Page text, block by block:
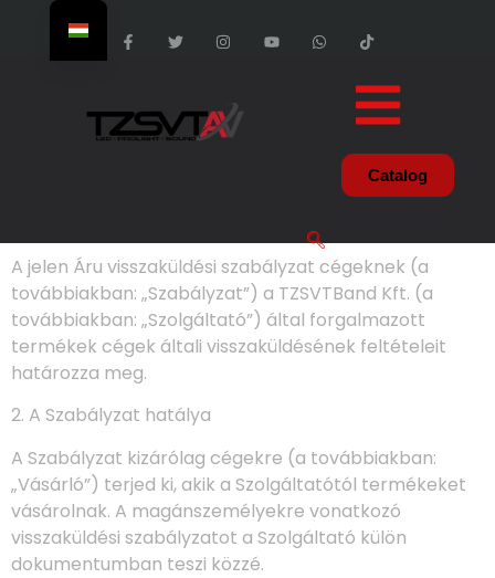
Catalog
A jelen Áru visszaküldési szabályzat cégeknek (a
továbbiakban: „Szabályzat”) a TZSVTBand Kft. (a
továbbiakban: „Szolgáltató”) által forgalmazott
termékek cégek általi visszaküldésének feltételeit
határozza meg.
2. A Szabályzat hatálya
A Szabályzat kizárólag cégekre (a továbbiakban:
„Vásárló”) terjed ki, akik a Szolgáltatótól termékeket
vásárolnak. A magánszemélyekre vonatkozó
visszaküldési szabályzatot a Szolgáltató külön
dokumentumban teszi közzé.